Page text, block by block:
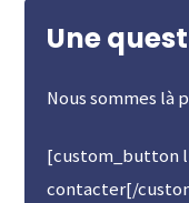
Une
Nous sommes là
[custom_button
contacter[/